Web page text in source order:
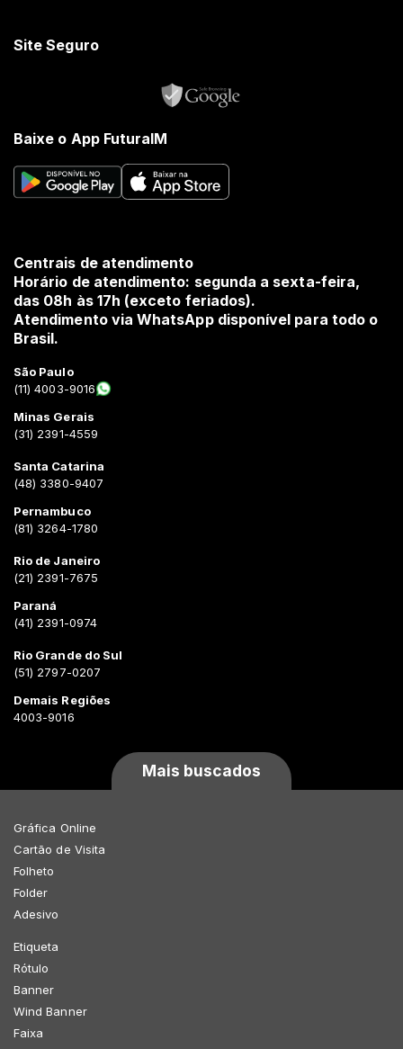
Site Seguro
Baixe o App FuturaIM
Centrais de atendimento
Horário de atendimento: segunda a sexta-feira,
das 08h às 17h (exceto feriados).
Atendimento via WhatsApp disponível para todo o
Brasil.
São Paulo
(11) 4003-9016
Minas Gerais
(31) 2391-4559
Santa Catarina
(48) 3380-9407
Pernambuco
(81) 3264-1780
Rio de Janeiro
(21) 2391-7675
Paraná
(41) 2391-0974
Rio Grande do Sul
(51) 2797-0207
Demais Regiões
4003-9016
Mais buscados
Gráfica Online
Cartão de Visita
Folheto
Folder
Adesivo
Etiqueta
Rótulo
Banner
Wind Banner
Faixa